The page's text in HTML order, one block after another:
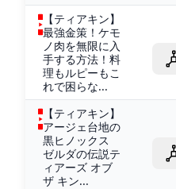
【ティアキン】
最強金策！ケモ
ノ肉を無限に入
手する方法！料
理もルピーもこ
れで困らな...
【ティアキン】
アージェ台地の
黒ヒノックス
ゼルダの伝説テ
ィアーズ オブ
ザ キン...